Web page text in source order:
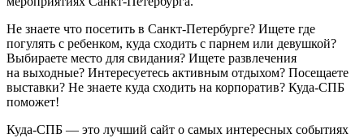
Не знаете что посетить в Санкт-Петербурге? Ищете где
погулять с ребенком, куда сходить с парнем или девушкой?
Выбираете место для свидания? Ищете развлечения
на выходные? Интересуетесь активным отдыхом? Посещаете
выставки? Не знаете куда сходить на корпоратив? Куда-СПБ
поможет!
Куда-СПБ — это лучший сайт о самых интересных событиях